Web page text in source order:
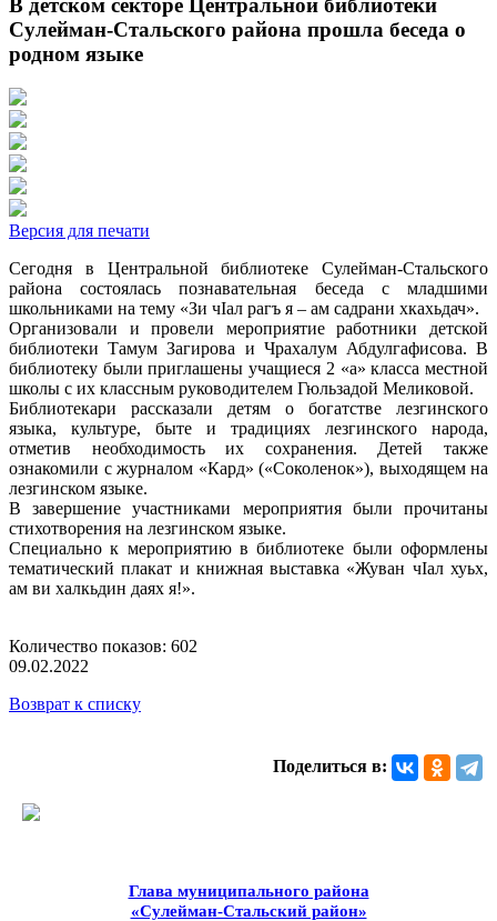
В детском секторе Центральной библиотеки
Сулейман-Стальского района прошла беседа о
родном языке
Версия для печати
Сегодня в Центральной библиотеке Сулейман-Стальского
района состоялась познавательная беседа с младшими
школьниками на тему «Зи чIал рагъ я – ам садрани хкахьдач».
Организовали и провели мероприятие работники детской
библиотеки Тамум Загирова и Чрахалум Абдулгафисова. В
библиотеку были приглашены учащиеся 2 «а» класса местной
школы с их классным руководителем Гюльзадой Меликовой.
Библиотекари рассказали детям о богатстве лезгинского
языка, культуре, быте и традициях лезгинского народа,
отметив необходимость их сохранения. Детей также
ознакомили с журналом «Кард» («Соколенок»), выходящем на
лезгинском языке.
В завершение участниками мероприятия были прочитаны
стихотворения на лезгинском языке.
Специально к мероприятию в библиотеке были оформлены
тематический плакат и книжная выставка «Жуван чIал хуьх,
ам ви халкьдин даях я!».
Количество показов: 602
09.02.2022
Возврат к списку
Поделиться в:
Глава муниципального района
«Сулейман-Стальский район»